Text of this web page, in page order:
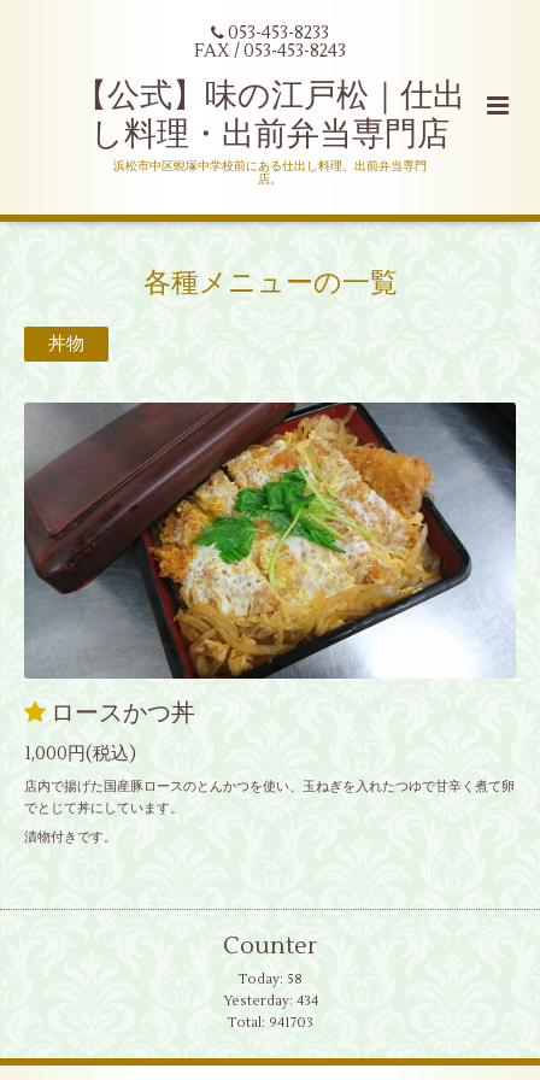
053-453-8233
FAX / 053-453-8243
【公式】味の江戸松｜仕出
し料理・出前弁当専門店
浜松市中区蜆塚中学校前にある仕出し料理、出前弁当専門
店。
各種メニューの一覧
丼物
ロースかつ丼
1,000円(税込)
店内で揚げた国産豚ロースのとんかつを使い、玉ねぎを入れたつゆで甘辛く煮て卵
でとじて丼にしています。
漬物付きです。
Counter
Today: 58
Yesterday: 434
Total: 941703